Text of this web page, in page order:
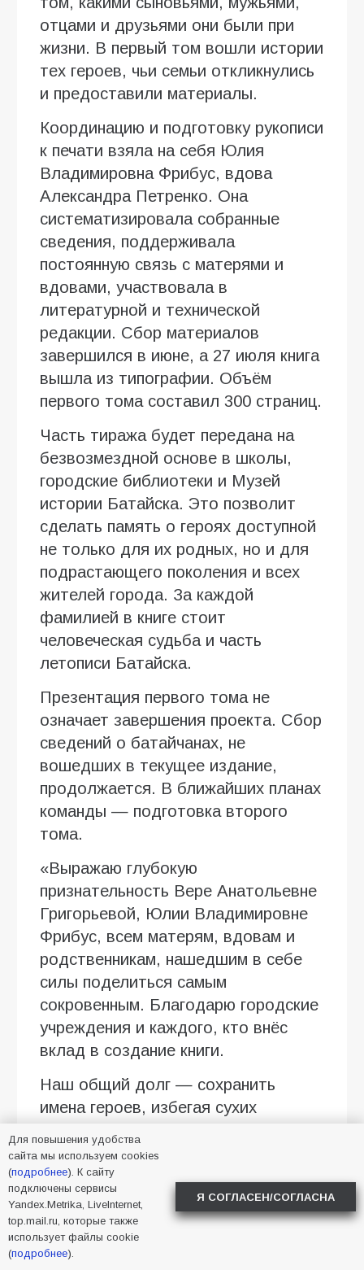
отцами и друзьями они были при
жизни. В первый том вошли истории
тех героев, чьи семьи откликнулись
и предоставили материалы.
Координацию и подготовку рукописи
к печати взяла на себя Юлия
Владимировна Фрибус, вдова
Александра Петренко. Она
систематизировала собранные
сведения, поддерживала
постоянную связь с матерями и
вдовами, участвовала в
литературной и технической
редакции. Сбор материалов
завершился в июне, а 27 июля книга
вышла из типографии. Объём
первого тома составил 300 страниц.
Часть тиража будет передана на
безвозмездной основе в школы,
городские библиотеки и Музей
истории Батайска. Это позволит
сделать память о героях доступной
не только для их родных, но и для
подрастающего поколения и всех
жителей города. За каждой
фамилией в книге стоит
человеческая судьба и часть
летописи Батайска.
Презентация первого тома не
означает завершения проекта. Сбор
сведений о батайчанах, не
вошедших в текущее издание,
продолжается. В ближайших планах
команды — подготовка второго
тома.
«Выражаю глубокую
признательность Вере Анатольевне
Григорьевой, Юлии Владимировне
Фрибус, всем матерям, вдовам и
родственникам, нашедшим в себе
силы поделиться самым
сокровенным. Благодарю городские
учреждения и каждого, кто внёс
вклад в создание книги.
Наш общий долг — сохранить
имена героев, избегая сухих
строк. Рассказать о них так, как
помнят их близкие. Пока эта память
передаётся от поколения к
поколению, герои были, есть и
будут»,-написал глава города
Для повышения удобства
сайта мы используем cookies
(подробнее). К сайту
подключены сервисы
Yandex.Metrika, LiveInternet,
top.mail.ru, которые также
использует файлы cookie
(подробнее).
Я СОГЛАСЕН/СОГЛАСНА